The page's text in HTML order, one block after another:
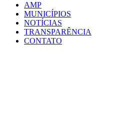
AMP
MUNICÍPIOS
NOTÍCIAS
TRANSPARÊNCIA
CONTATO